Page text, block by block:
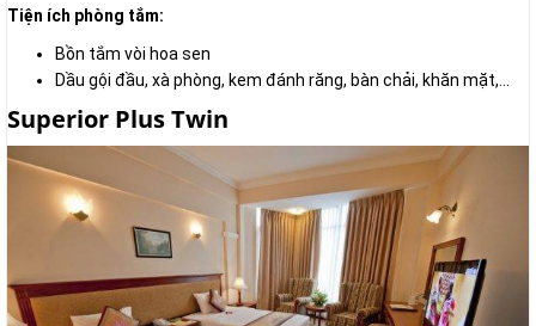
Tiện ích phòng tắm:
Bồn tắm vòi hoa sen
Dầu gội đầu, xà phòng, kem đánh răng, bàn chải, khăn mặt,...
Superior Plus Twin